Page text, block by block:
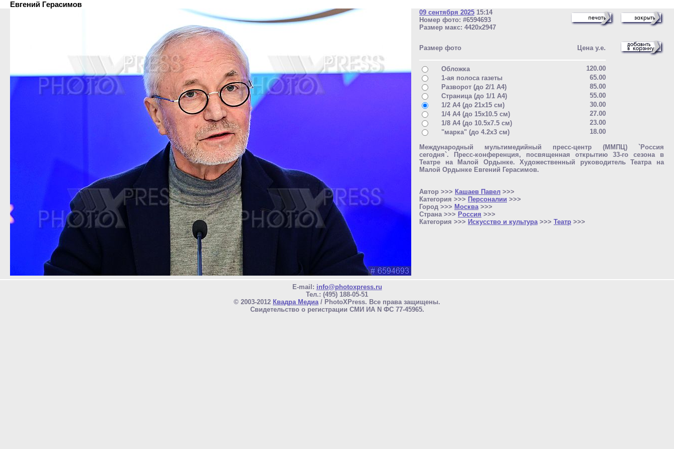
Евгений Герасимов
09 сентября 2025 15:14
Номер фото: #6594693
Размер макс: 4420x2947
Размер фото Цена у.е.
Обложка
120.00
1-ая полоса газеты
65.00
Разворот (до 2/1 A4)
85.00
Страница (до 1/1 A4)
55.00
1/2 A4 (до 21x15 см)
30.00
1/4 A4 (до 15x10.5 см)
27.00
1/8 A4 (до 10.5x7.5 см)
23.00
"марка" (до 4.2x3 см)
18.00
Международный мультимедийный пресс-центр (ММПЦ) `Россия
сегодня`. Пресс-конференция, посвященная открытию 33-го сезона в
Театре на Малой Ордынке. Художественный руководитель Театра на
Малой Ордынке Евгений Герасимов.
Автор >>> Кашаев Павел >>>
Категория >>> Персоналии >>>
Город >>> Москва >>>
Страна >>> Россия >>>
Категория >>> Искусство и культура >>> Театр >>>
E-mail: info@photoxpress.ru
Тел.: (495) 188-05-51
© 2003-2012 Квадра Медиа/ PhotoXPress. Все права защищены.
Свидетельство о регистрации СМИ ИА N ФС 77-45965.